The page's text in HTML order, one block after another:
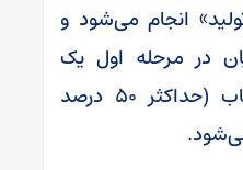
انجام می‌شود و
در مرحله اول یک
پیش‌پرداخت علی‌الحساب (حداکثر 50 درصد